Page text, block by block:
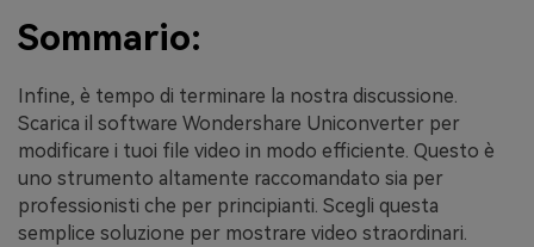
Sommario:
Infine, è tempo di terminare la nostra discussione.
Scarica il software Wondershare Uniconverter per
modificare i tuoi file video in modo efficiente. Questo è
uno strumento altamente raccomandato sia per
professionisti che per principianti. Scegli questa
semplice soluzione per mostrare video straordinari.